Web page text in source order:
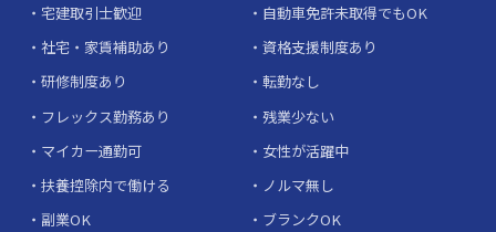
宅建取引士歓迎
自動車免許未取得でもOK
社宅・家賃補助あり
資格支援制度あり
研修制度あり
転勤なし
フレックス勤務あり
残業少ない
マイカー通勤可
女性が活躍中
扶養控除内で働ける
ノルマ無し
副業OK
ブランクOK